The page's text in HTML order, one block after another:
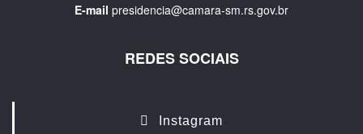
E-mail presidencia@camara-sm.rs.gov.br
REDES SOCIAIS
Instagram